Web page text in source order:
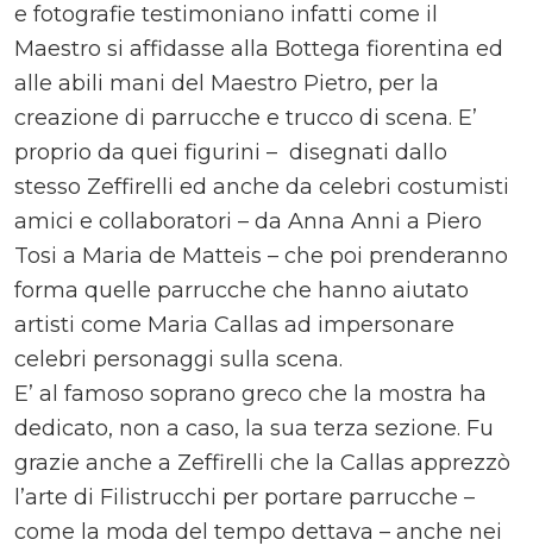
e fotografie testimoniano infatti come il
Maestro si affidasse alla Bottega fiorentina ed
alle abili mani del Maestro Pietro, per la
creazione di parrucche e trucco di scena. E’
proprio da quei figurini – disegnati dallo
stesso Zeffirelli ed anche da celebri costumisti
amici e collaboratori – da Anna Anni a Piero
Tosi a Maria de Matteis – che poi prenderanno
forma quelle parrucche che hanno aiutato
artisti come Maria Callas ad impersonare
celebri personaggi sulla scena.
E’ al famoso soprano greco che la mostra ha
dedicato, non a caso, la sua terza sezione. Fu
grazie anche a Zeffirelli che la Callas apprezzò
l’arte di Filistrucchi per portare parrucche –
come la moda del tempo dettava – anche nei